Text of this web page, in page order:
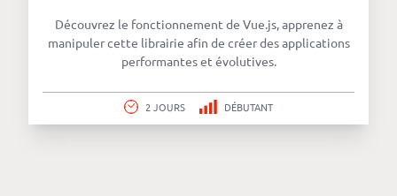
Découvrez le fonctionnement de Vue.js, apprenez à
manipuler cette librairie afin de créer des applications
performantes et évolutives.
2 JOURS DÉBUTANT